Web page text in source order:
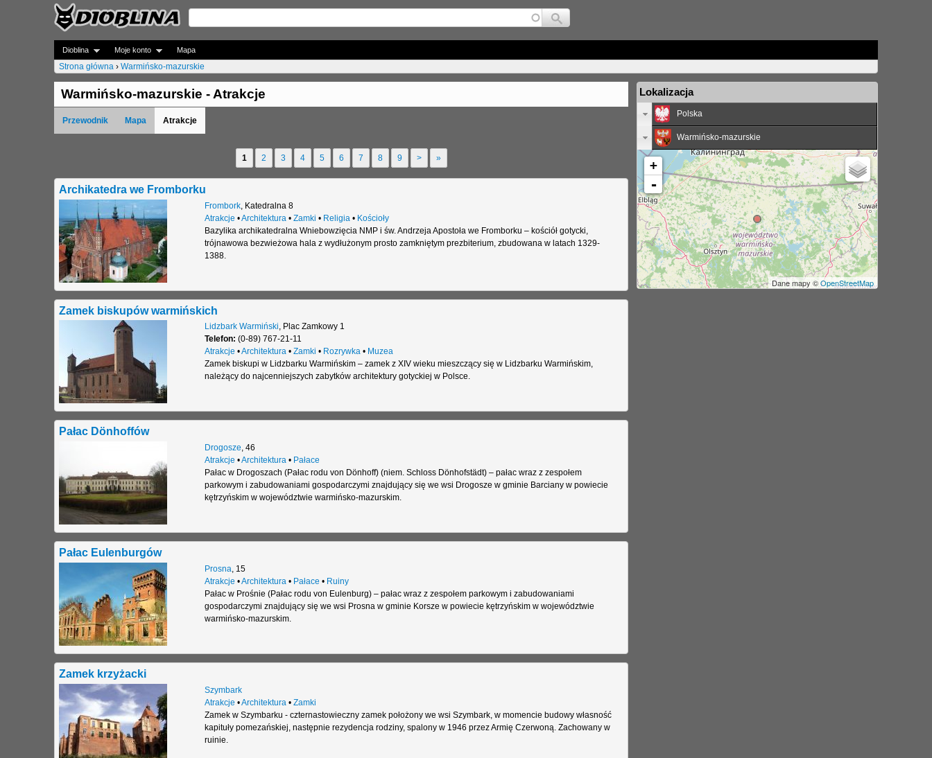
Jump to navigation
Dioblina Moje konto Mapa
J
e
s
ś
t
u
t
a
j
Strona główna › Warmińsko-mazurskie
Warmińsko-mazurskie - Atrakcje
Przewodnik Mapa Atrakcje
t
o
n
y
1 2 3 4 5 6 7 8 9 > »
Archikatedra we Fromborku
Frombork, Katedralna 8
Atrakcje •Architektura • Zamki • Religia • Kościoły
Bazylika archikatedralna Wniebowzięcia NMP i św. Andrzeja Apostoła we Fromborku – kościół gotycki,
trójnawowa bezwieżowa hala z wydłużonym prosto zamkniętym prezbiterium, zbudowana w latach 1329-
1388.
Zamek biskupów warmińskich
Lidzbark Warmiński, Plac Zamkowy 1
Telefon: (0-89) 767-21-11
Atrakcje •Architektura• Zamki • Rozrywka• Muzea
Zamek biskupi w Lidzbarku Warmińskim – zamek z XIV wieku mieszczący się w Lidzbarku Warmińskim,
należący do najcenniejszych zabytków architektury gotyckiej w Polsce.
Pałac Dönhoffów
Drogosze, 46
Atrakcje •Architektura• Pałace
Pałac w Drogoszach (Pałac rodu von Dönhoff) (niem. Schloss Dönhofstädt) – pałac wraz z zespołem
parkowym i zabudowaniami gospodarczymi znajdujący się we wsi Drogosze w gminie Barciany w powiecie
kętrzyńskim w województwie warmińsko-mazurskim.
Pałac Eulenburgów
Prosna, 15
Atrakcje •Architektura• Pałace • Ruiny
Pałac w Prośnie (Pałac rodu von Eulenburg) – pałac wraz z zespołem parkowym i zabudowaniami
gospodarczymi znajdujący się we wsi Prosna w gminie Korsze w powiecie kętrzyńskim w województwie
warmińsko-mazurskim.
Zamek krzyżacki
Szymbark
Atrakcje •Architektura• Zamki
Zamek w Szymbarku - czternastowieczny zamek położony we wsi Szymbark, w momencie budowy własność
kapituły pomezańskiej, następnie rezydencja rodziny, spalony w 1946 przez Armię Czerwoną. Zachowany w
ruinie.
Lokalizacja
Polska
Warmińsko-mazurskie
+
-
Dane mapy ©OpenStreetMap